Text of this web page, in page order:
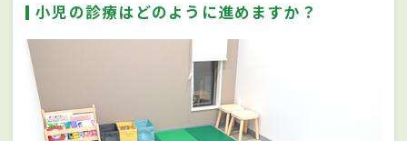
小児の診療はどのように進めますか？